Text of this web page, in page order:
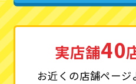
実店舗40
お近くの店舗ペー